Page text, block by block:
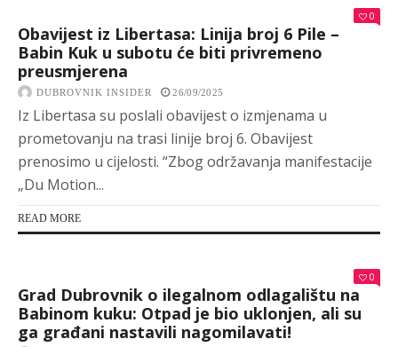
0
Obavijest iz Libertasa: Linija broj 6 Pile –
Babin Kuk u subotu će biti privremeno
preusmjerena
DUBROVNIK INSIDER 26/09/2025
Iz Libertasa su poslali obavijest o izmjenama u
prometovanju na trasi linije broj 6. Obavijest
prenosimo u cijelosti. “Zbog održavanja manifestacije
„Du Motion...
READ MORE
0
Grad Dubrovnik o ilegalnom odlagalištu na
Babinom kuku: Otpad je bio uklonjen, ali su
ga građani nastavili nagomilavati!